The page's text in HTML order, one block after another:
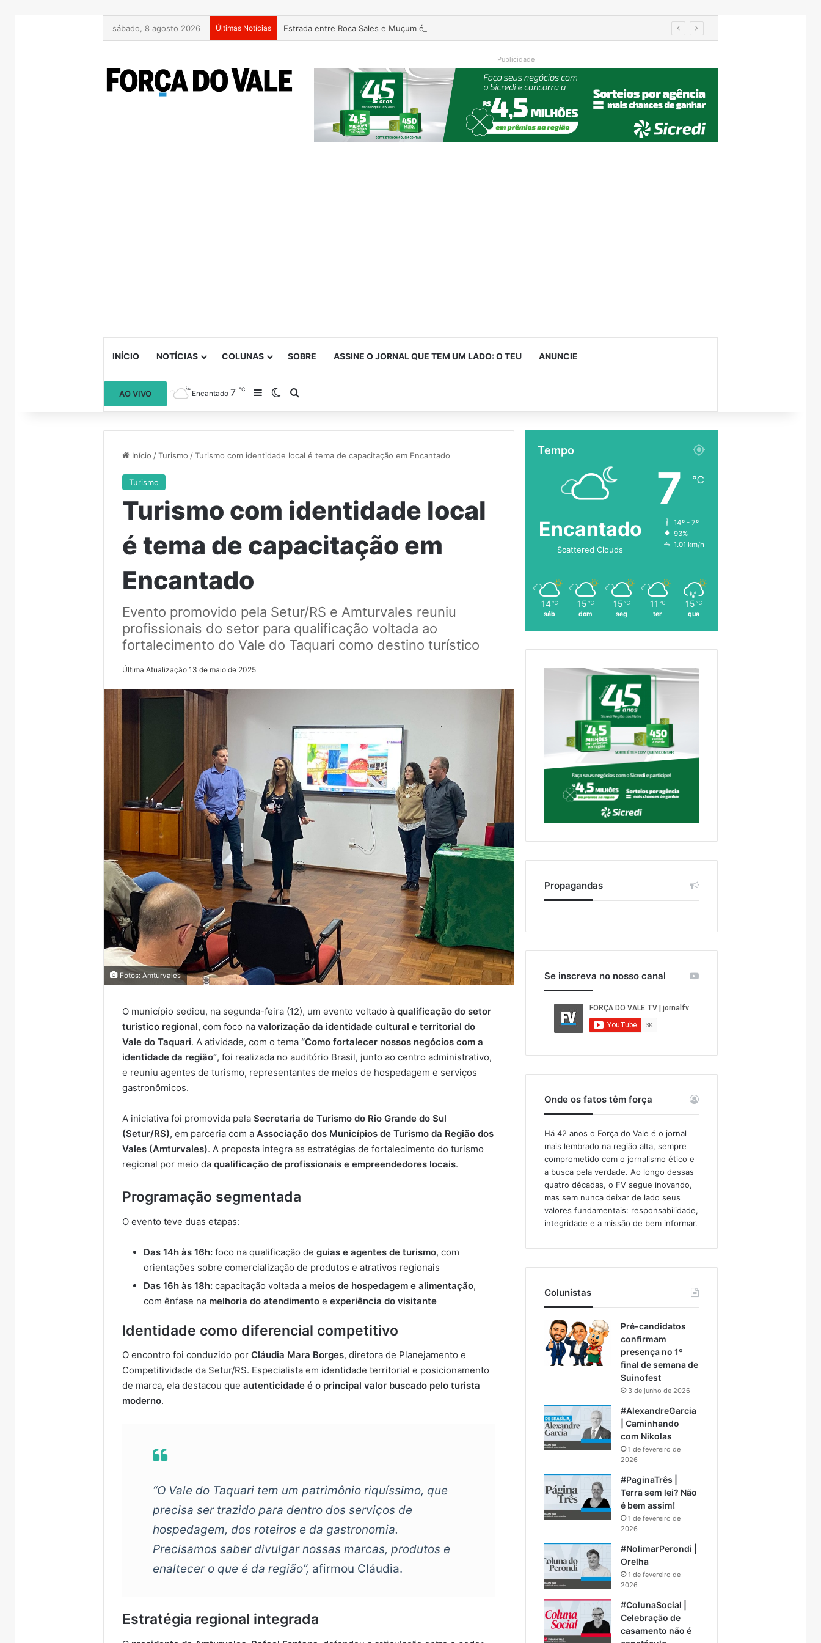
sábado, 8 agosto 2026 Últimas Notícias Estrada entre Roca Sales e Muçum é liberada após serviços de manutenção
Publicidade
INÍCIO NOTÍCIAS COLUNAS SOBRE ASSINE O JORNAL QUE TEM UM LADO: O TEU ANUNCIE
AO VIVO Encantado 7℃ Barra Lateral
Switch skin
Início / Turismo / Turismo com identidade local é tema de capacitação em Encantado
Turismo
Turismo com identidade local
é tema de capacitação em
Encantado
Evento promovido pela Setur/RS e Amturvales reuniu
profissionais do setor para qualificação voltada ao
fortalecimento do Vale do Taquari como destino turístico
Última Atualização 13 de maio de 2025
Fotos: Amturvales
O município sediou, na segunda-feira (12), um evento voltado àqualificação do setor
turístico regional, com foco navalorização da identidade cultural e territorial do
Vale do Taquari. A atividade, com o tema“Como fortalecer nossos negócios com a
identidade da região”, foi realizada no auditório Brasil, junto ao centro administrativo,
e reuniu agentes de turismo, representantes de meios de hospedagem e serviços
gastronômicos.
A iniciativa foi promovida pelaSecretaria de Turismo do Rio Grande do Sul
(Setur/RS), em parceria com aAssociação dos Municípios de Turismo da Região dos
Vales (Amturvales). A proposta integra as estratégias de fortalecimento do turismo
regional por meio daqualificação de profissionais e empreendedores locais.
Programação segmentada
O evento teve duas etapas:
Das 14h às 16h: foco na qualificação deguias e agentes de turismo, com
orientações sobre comercialização de produtos e atrativos regionais
Das 16h às 18h: capacitação voltada a meios de hospedagem e alimentação,
com ênfase na melhoria do atendimento eexperiência do visitante
Identidade como diferencial competitivo
O encontro foi conduzido porCláudia Mara Borges, diretora de Planejamento e
Competitividade da Setur/RS. Especialista em identidade territorial e posicionamento
de marca, ela destacou queautenticidade é o principal valor buscado pelo turista
moderno.
“O Vale do Taquari tem um patrimônio riquíssimo, que
precisa ser trazido para dentro dos serviços de
hospedagem, dos roteiros e da gastronomia.
Precisamos saber divulgar nossas marcas, produtos e
enaltecer o que é da região”, afirmou Cláudia.
Estratégia regional integrada
Tempo
Encantado
Scattered Clouds
7 ℃
14º - 7º
93%
1.01 km/h
14 ℃
sáb
15 ℃
dom
15 ℃
seg
11 ℃
ter
15 ℃
qua
Propagandas
Se inscreva no nosso canal
Onde os fatos têm força
Há 42 anos o Força do Vale é o jornal
mais lembrado na região alta, sempre
comprometido com o jornalismo ético e
a busca pela verdade. Ao longo dessas
quatro décadas, o FV segue inovando,
mas sem nunca deixar de lado seus
valores fundamentais: responsabilidade,
integridade e a missão de bem informar.​
Colunistas
Pré-candidatos
confirmam
presença no 1º
final de semana de
Suinofest
3 de junho de 2026
#AlexandreGarcia
| Caminhando
com Nikolas
1 de fevereiro de
2026
#PaginaTrês |
Terra sem lei? Não
é bem assim!
1 de fevereiro de
2026
#NolimarPerondi |
Orelha
1 de fevereiro de
2026
#ColunaSocial |
Celebração de
casamento não é